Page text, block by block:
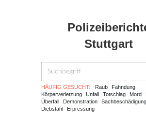
Stuttgart
HÄUFIG GESUCHT: Raub
Fahndung
Körperverletzung
Unfall Totschlag Mord
Überfall
Demonstration Sachbeschädigung
Diebstahl
Erpressung